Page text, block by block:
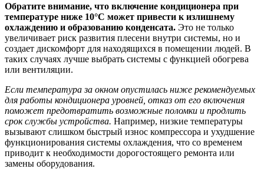
Обратите внимание, что включение кондиционера при
температуре ниже 10°C может привести к излишнему
охлаждению и образованию конденсата. Это не только
увеличивает риск развития плесени внутри системы, но и
создает дискомфорт для находящихся в помещении людей. В
таких случаях лучше выбрать системы с функцией обогрева
или вентиляции.
Если температура за окном опустилась ниже рекомендуемых
для работы кондиционера уровней, отказ от его включения
поможет предотвратить возможные поломки и продлить
срок службы устройства. Например, низкие температуры
вызывают слишком быстрый износ компрессора и ухудшение
функционирования системы охлаждения, что со временем
приводит к необходимости дорогостоящего ремонта или
замены оборудования.